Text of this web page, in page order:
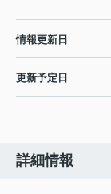
情報更新日
更新予定日
詳細情報